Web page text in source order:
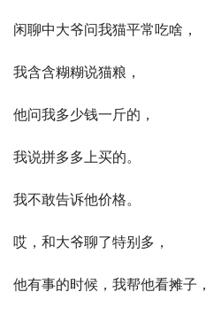
闲聊中大爷问我猫平常吃啥，
我含含糊糊说猫粮，
他问我多少钱一斤的，
我说拼多多上买的。
我不敢告诉他价格。
哎，和大爷聊了特别多，
他有事的时候，我帮他看摊子，